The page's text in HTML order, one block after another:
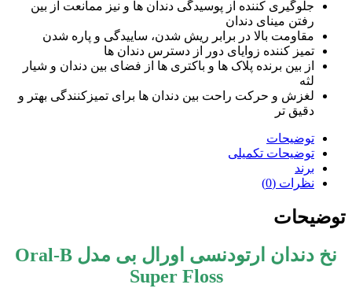
جلوگیری کننده از پوسیدگی دندان ها و نیز ممانعت از بین
رفتن مینای دندان
مقاومت بالا در برابر ریش شدن، ساییدگی و پاره شدن
تمیز کننده زوایای دور از دسترس دندان ها
از بین برنده پلاک ها و باکتری ها از فضای بین دندان و شیار
لثه
لغزش و حرکت راحت بین دندان ها برای تمیزکنندگی بهتر و
دقیق تر
توضیحات
توضیحات تکمیلی
برند
نظرات (0)
توضیحات
نخ دندان ارتودنسی اورال بی مدل Oral-B
Super Floss